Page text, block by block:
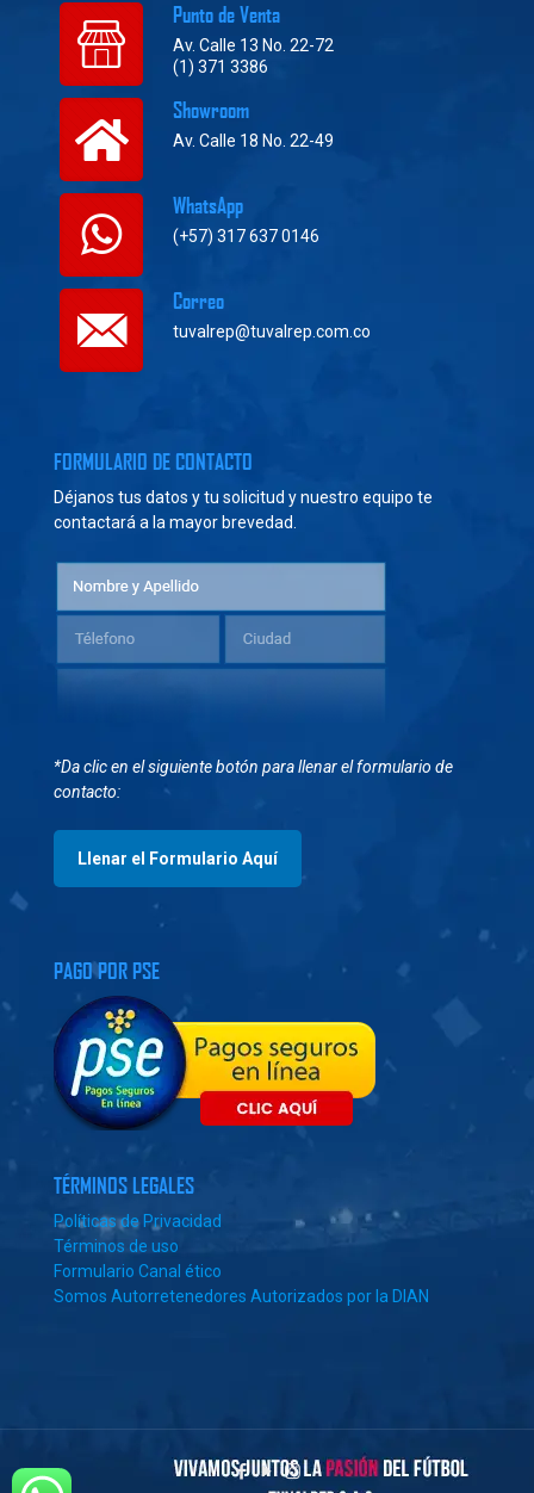
Punto de Venta
Av. Calle 13 No. 22-72
(1) 371 3386
Showroom
Av. Calle 18 No. 22-49
WhatsApp
(+57) 317 637 0146
Correo
tuvalrep@tuvalrep.com.co
FORMULARIO DE CONTACTO
Déjanos tus datos y tu solicitud y nuestro equipo te
contactará a la mayor brevedad.
*Da clic en el siguiente botón para llenar el formulario de
contacto:
Llenar el Formulario Aquí
PAGO POR PSE
TÉRMINOS LEGALES
Políticas de Privacidad
Términos de uso
Formulario Canal ético
Somos Autorretenedores Autorizados por la DIAN